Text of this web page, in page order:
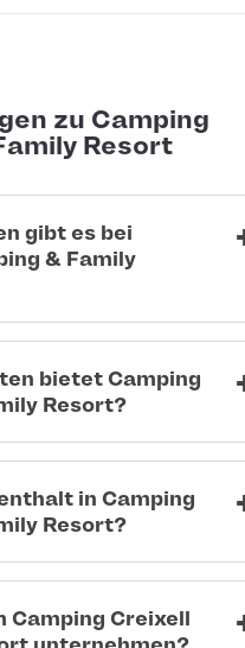
zu Camping
Resort
gibt es bei
& Family
bietet Camping
Resort?
in Camping
Resort?
Camping Creixell